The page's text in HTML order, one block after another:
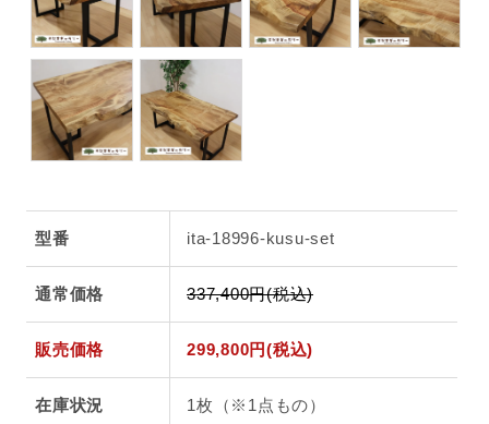
型番 ita-18996-kusu-set
通常価格 337,400円(税込)
販売価格 299,800円(税込)
在庫状況 1枚（※1点もの）